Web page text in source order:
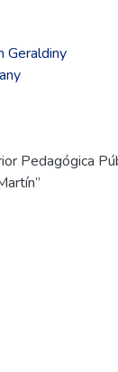
Geraldiny
Pedagógica